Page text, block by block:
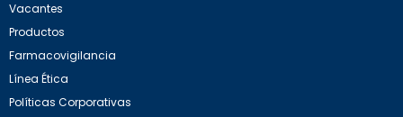
Vacantes
Productos
Farmacovigilancia
Línea Ética
Políticas Corporativas